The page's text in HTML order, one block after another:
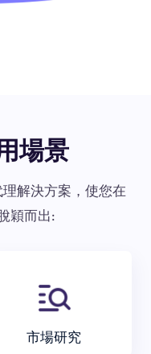
場景
解決方案，使您在
穎而出:
市場研究